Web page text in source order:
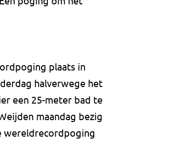
plaats in
halverwege het
een 25-meter bad te
maandag bezig
wereldrecordpoging